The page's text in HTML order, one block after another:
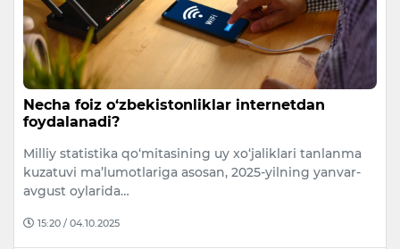
Necha foiz o‘zbekistonliklar internetdan
foydalanadi?
Milliy statistika qo‘mitasining uy xo‘jaliklari tanlanma
kuzatuvi ma’lumotlariga asosan, 2025-yilning yanvar-
avgust oylarida…
15:20 / 04.10.2025